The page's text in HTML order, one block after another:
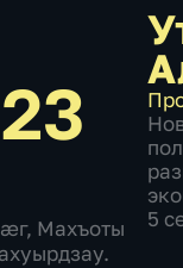
Махъоты
5